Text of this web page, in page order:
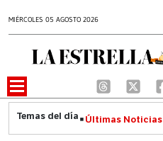
MIÉRCOLES 05 AGOSTO 2026
Últimas Noticias